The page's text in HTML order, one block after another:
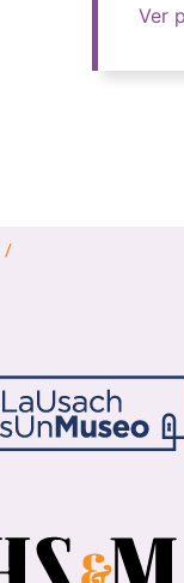
Ver
/